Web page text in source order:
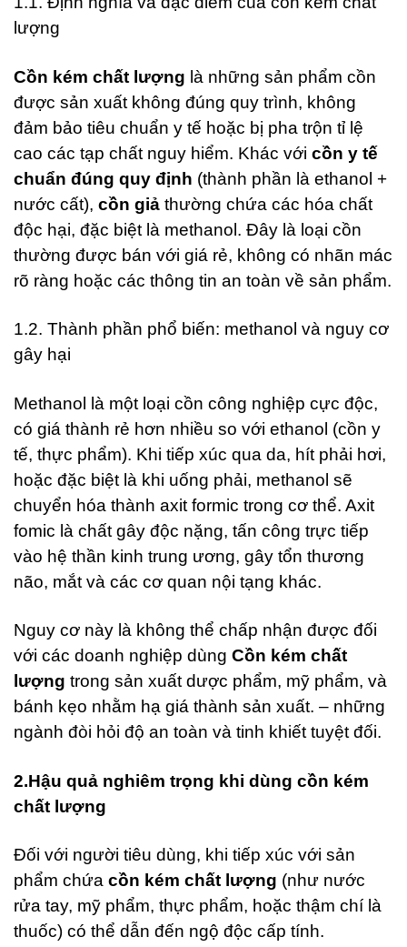
lượng
Cồn kém chất lượng là những sản phẩm cồn
được sản xuất không đúng quy trình, không
đảm bảo tiêu chuẩn y tế hoặc bị pha trộn tỉ lệ
cao các tạp chất nguy hiểm. Khác với cồn y tế
chuẩn đúng quy định (thành phần là ethanol +
nước cất), cồn giả thường chứa các hóa chất
độc hại, đặc biệt là methanol. Đây là loại cồn
thường được bán với giá rẻ, không có nhãn mác
rõ ràng hoặc các thông tin an toàn về sản phẩm.
1.2. Thành phần phổ biến: methanol và nguy cơ
gây hại
Methanol là một loại cồn công nghiệp cực độc,
có giá thành rẻ hơn nhiều so với ethanol (cồn y
tế, thực phẩm). Khi tiếp xúc qua da, hít phải hơi,
hoặc đặc biệt là khi uống phải, methanol sẽ
chuyển hóa thành axit formic trong cơ thể. Axit
fomic là chất gây độc nặng, tấn công trực tiếp
vào hệ thần kinh trung ương, gây tổn thương
não, mắt và các cơ quan nội tạng khác.
Nguy cơ này là không thể chấp nhận được đối
với các doanh nghiệp dùng Cồn kém chất
lượng trong sản xuất dược phẩm, mỹ phẩm, và
bánh kẹo nhằm hạ giá thành sản xuất. – những
ngành đòi hỏi độ an toàn và tinh khiết tuyệt đối.
2.Hậu quả nghiêm trọng khi dùng cồn kém
chất lượng
Đối với người tiêu dùng, khi tiếp xúc với sản
phẩm chứa cồn kém chất lượng (như nước
rửa tay, mỹ phẩm, thực phẩm, hoặc thậm chí là
thuốc) có thể dẫn đến ngộ độc cấp tính.